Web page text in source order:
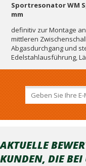
Sportresonator WM
mm
definitiv zur Montage
mittleren
Abgasdurchgang und
Edelstahlausführung,
AKTUELLE
KUNDEN, DIE BEI